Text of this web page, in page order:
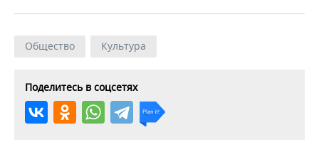
Общество Культура
Поделитесь в соцсетях